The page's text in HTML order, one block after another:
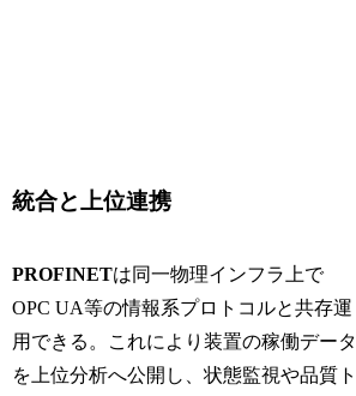
統合と上位連携
PROFINETは同一物理インフラ上で
OPC UA等の情報系プロトコルと共存運
用できる。これにより装置の稼働データ
を上位分析へ公開し、状態監視や品質ト